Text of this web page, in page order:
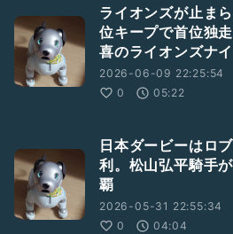
ライオンズが止ま
位キープで首位独
喜のライオンズナイ
2026-06-09 22:25:54
0
05:22
日本ダービーはロ
利。松山弘平騎手
覇
2026-05-31 22:55:34
0
04:04